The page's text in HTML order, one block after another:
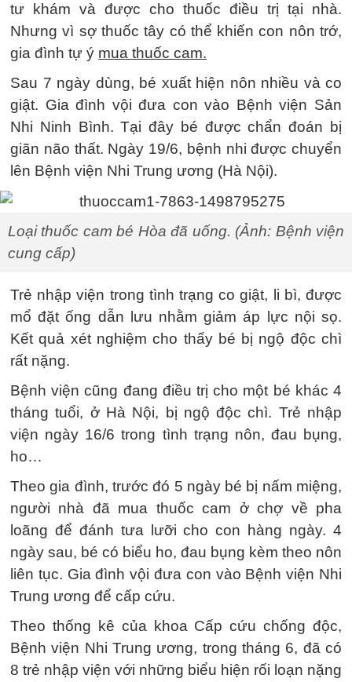
tư khám và được cho thuốc điều trị tại nhà.
Nhưng vì sợ thuốc tây có thể khiến con nôn trớ,
gia đình tự ý mua thuốc cam.
Sau 7 ngày dùng, bé xuất hiện nôn nhiều và co
giật. Gia đình vội đưa con vào Bệnh viện Sản
Nhi Ninh Bình. Tại đây bé được chẩn đoán bị
giãn não thất. Ngày 19/6, bệnh nhi được chuyển
lên Bệnh viện Nhi Trung ương (Hà Nội).
Loại thuốc cam bé Hòa đã uống. (Ảnh: Bệnh viện
cung cấp)
Trẻ nhập viện trong tình trạng co giật, li bì, được
mổ đặt ống dẫn lưu nhằm giảm áp lực nội sọ.
Kết quả xét nghiệm cho thấy bé bị ngộ độc chì
rất nặng.
Bệnh viện cũng đang điều trị cho một bé khác 4
tháng tuổi, ở Hà Nội, bị ngộ độc chì. Trẻ nhập
viện ngày 16/6 trong tình trạng nôn, đau bụng,
ho…
Theo gia đình, trước đó 5 ngày bé bị nấm miệng,
người nhà đã mua thuốc cam ở chợ về pha
loãng để đánh tưa lưỡi cho con hàng ngày. 4
ngày sau, bé có biểu ho, đau bụng kèm theo nôn
liên tục. Gia đình vội đưa con vào Bệnh viện Nhi
Trung ương để cấp cứu.
Theo thống kê của khoa Cấp cứu chống độc,
Bệnh viện Nhi Trung ương, trong tháng 6, đã có
8 trẻ nhập viện với những biểu hiện rối loạn nặng